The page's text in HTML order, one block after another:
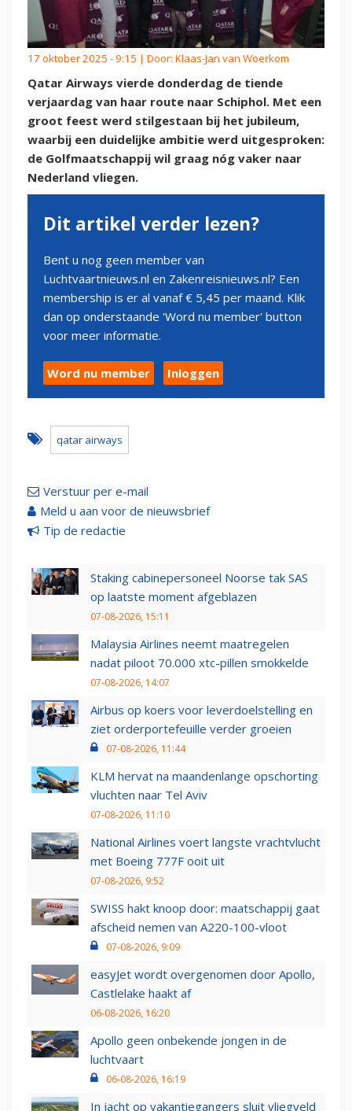
17 oktober 2025 - 9:15 | Door: Klaas-Jan van Woerkom
Qatar Airways vierde donderdag de tiende
verjaardag van haar route naar Schiphol. Met een
groot feest werd stilgestaan bij het jubileum,
waarbij een duidelijke ambitie werd uitgesproken:
de Golfmaatschappij wil graag nóg vaker naar
Nederland vliegen.
Dit artikel verder lezen?
Bent u nog geen member van
Luchtvaartnieuws.nl en Zakenreisnieuws.nl? Een
membership is er al vanaf € 5,45 per maand. Klik
dan op onderstaande 'Word nu member' button
voor meer informatie.
Word nu member Inloggen
qatar airways
Verstuur per e-mail
Meld u aan voor de nieuwsbrief
Tip de redactie
Staking cabinepersoneel Noorse tak SAS
op laatste moment afgeblazen
07-08-2026, 15:11
Malaysia Airlines neemt maatregelen
nadat piloot 70.000 xtc-pillen smokkelde
07-08-2026, 14:07
Airbus op koers voor leverdoelstelling en
ziet orderportefeuille verder groeien
07-08-2026, 11:44
KLM hervat na maandenlange opschorting
vluchten naar Tel Aviv
07-08-2026, 11:10
National Airlines voert langste vrachtvlucht
met Boeing 777F ooit uit
07-08-2026, 9:52
SWISS hakt knoop door: maatschappij gaat
afscheid nemen van A220-100-vloot
07-08-2026, 9:09
easyJet wordt overgenomen door Apollo,
Castlelake haakt af
06-08-2026, 16:20
Apollo geen onbekende jongen in de
luchtvaart
06-08-2026, 16:19
In jacht op vakantiegangers sluit vliegveld